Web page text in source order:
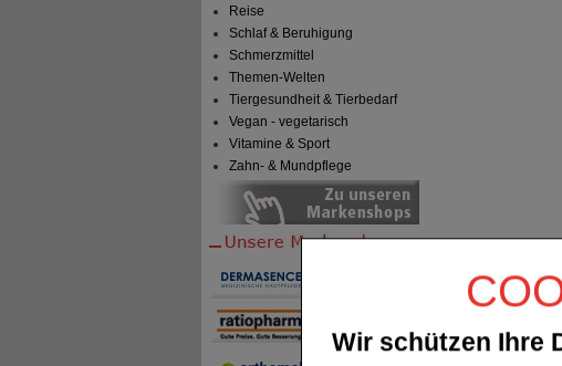
Wir schützen Ihre
Reise
Schlaf & Beruhigung
Schmerzmittel
Themen-Welten
Tiergesundheit & Tierbedarf
Vegan - vegetarisch
Vitamine & Sport
Zahn- & Mundpflege